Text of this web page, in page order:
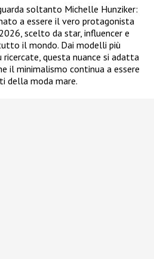
soltanto Michelle Hunziker:
a essere il vero protagonista
scelto da star, influencer e
il mondo. Dai modelli più
questa nuance si adatta
il minimalismo continua a essere
della moda mare.